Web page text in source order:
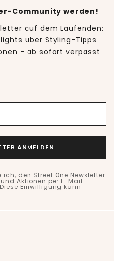
Community werden!
auf dem Laufenden:
über Styling-Tipps
- ab sofort verpasst
ANMELDEN
den Street One Newsletter
Aktionen per E-Mail
Einwilligung kann